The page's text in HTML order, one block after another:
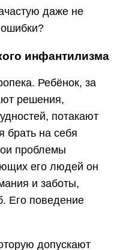
даже не
ошибки?
инфантилизма
Ребёнок, за
решения,
потакают
брать на себя
проблемы
его людей он
и заботы,
Его поведение
допускают